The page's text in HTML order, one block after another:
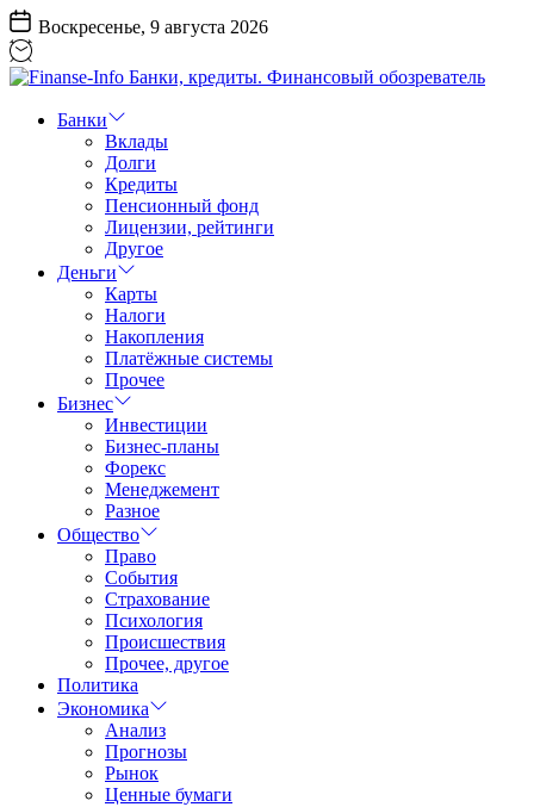
Перейти
к
содержанию
Воскресенье, 9 августа 2026
Info
Финансовый
обозреватель
Банки
Вклады
Долги
Кредиты
Пенсионный фонд
Лицензии, рейтинги
Другое
Деньги
Карты
Налоги
Накопления
Платёжные системы
Прочее
Бизнес
Инвестиции
Бизнес-планы
Форекс
Менеджемент
Разное
Общество
Право
События
Страхование
Психология
Происшествия
Прочее, другое
Политика
Экономика
Анализ
Прогнозы
Рынок
Ценные бумаги